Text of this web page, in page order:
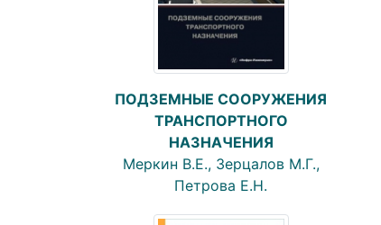
ПОДЗЕМНЫЕ СООРУЖЕНИЯ
ТРАНСПОРТНОГО
НАЗНАЧЕНИЯ
Меркин В.Е., Зерцалов М.Г.,
Петрова Е.Н.